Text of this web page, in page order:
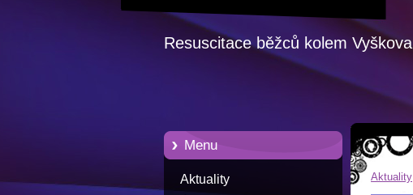
Resuscitace běžců kolem Vyškova
Menu
Aktuality
Aktuality